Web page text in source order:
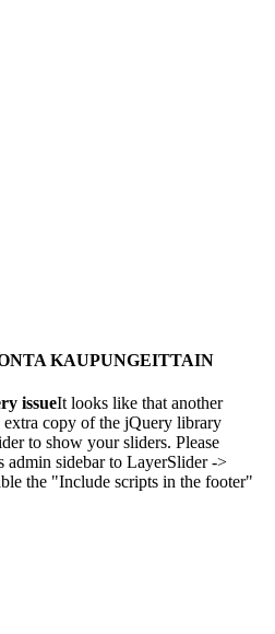
KAUPUNGEITTAIN
issueIt looks like that another
copy of the jQuery library
to show your sliders. Please
admin sidebar to LayerSlider ->
the "Include scripts in the footer"